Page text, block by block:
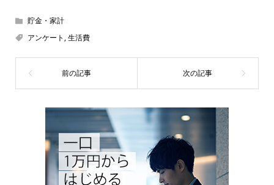
貯金・家計
アンケート ,生活費